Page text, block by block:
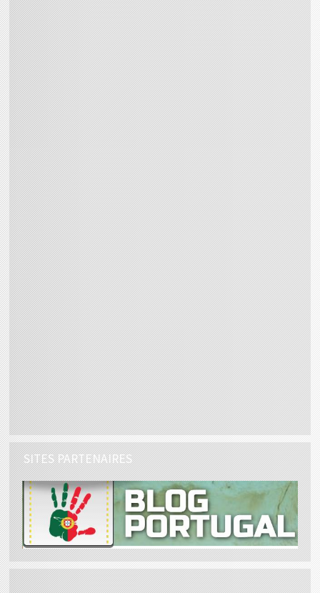
SITES PARTENAIRES